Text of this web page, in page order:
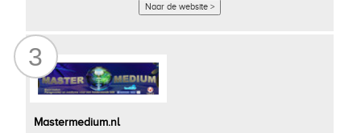
Naar de website >
3
Mastermedium.nl